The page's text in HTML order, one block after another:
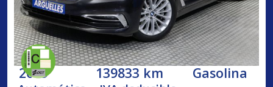
2019 139833 km Gasolina